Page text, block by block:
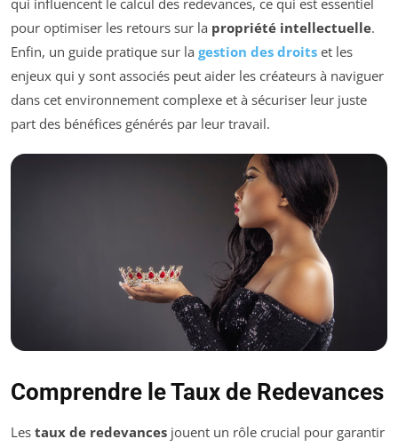
qui influencent le calcul des redevances, ce qui est essentiel
pour optimiser les retours sur la propriété intellectuelle.
Enfin, un guide pratique sur la gestion des droits et les
enjeux qui y sont associés peut aider les créateurs à naviguer
dans cet environnement complexe et à sécuriser leur juste
part des bénéfices générés par leur travail.
Comprendre le Taux de Redevances
Les taux de redevances jouent un rôle crucial pour garantir